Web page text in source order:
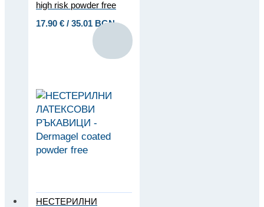
high risk powder free
17.90 € / 35.01 BGN
НЕСТЕРИЛНИ